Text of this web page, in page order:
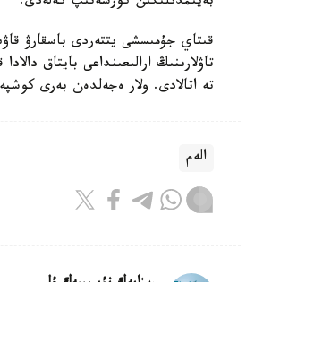
قىتاي جۇمىسشى يتتەردى باسقارۋ
تاۋلارىنىڭ ارالىعىنداعى بايتاق
تە اتالادى. ولار ەجەلدەن بەرى
الەم
ريزابەك نۇسىپبەك ۇلى